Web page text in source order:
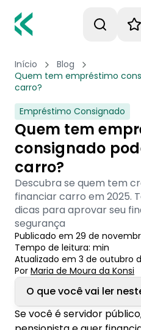
Início
Blog
Quem tem empréstimo
carro?
Empréstimo Consignado
Quem tem
consignado
carro?
Descubra se quem tem
financiar carro em 2025.
dicas para aprovar seu
segurança
Publicado em 29 de
Tempo de leitura: min
Atualizado em 3 de outubro
Por Maria de Moura da Konsi
O que você vai ler
1. Posso financiar um
Se você é servidor